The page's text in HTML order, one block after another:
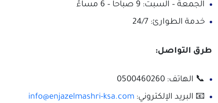
الجمعة – السبت: 9 صباحاً – 6 مساءً
خدمة الطوارئ: 24/7
طرق التواصل:
📞 الهاتف: 0500460260
📧 البريد الإلكتروني: info@enjazelmashri-ksa.com